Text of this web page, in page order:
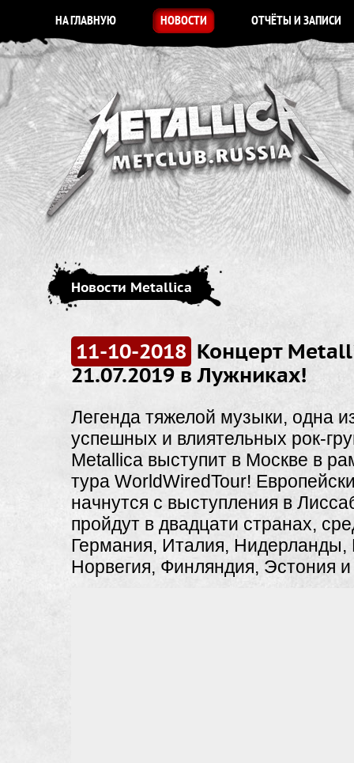
НА ГЛАВНУЮ НОВОСТИ ОТЧЁТЫ И ЗАПИСИ
Новости Metallica
11-10-2018 Концерт
21.07.2019 в Лужниках!
Легенда тяжелой музыки, одна
успешных и влиятельных рок-
Metallica выступит в Москве в
тура WorldWiredTour!
начнутся с выступления в
пройдут в двадцати странах,
Германия, Италия, Нидерланды,
Норвегия, Финляндия, Эстония и